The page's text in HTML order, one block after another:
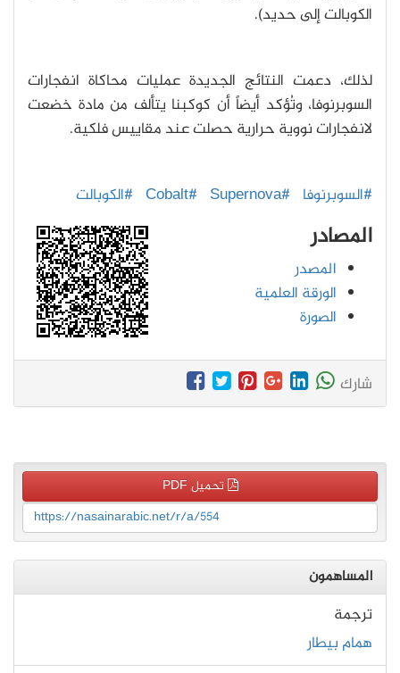
الكوبالت إلى حديد).
لذلك، دعمت النتائج الجديدة عمليات محاكاة انفجارات
السوبرنوفا، وتُؤكد أيضاً أن كوكبنا يتألف من مادة خضعت
لانفجارات نووية حرارية حصلت عند مقاييس فلكية.
#السوبرنوفا #Supernova
#Cobalt #الكوبالت
المصادر
المصدر
الورقة العلمية
الصورة
شارك
تحميل PDF
https://nasainarabic.net/r/a/554
المساهمون
ترجمة
همام بيطار